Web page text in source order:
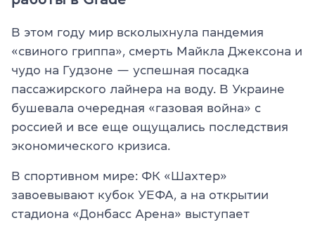
В этом году мир всколыхнула пандемия
«свиного гриппа», смерть Майкла Джексона и
чудо на Гудзоне — успешная посадка
пассажирского лайнера на воду. В Украине
бушевала очередная «газовая война» с
россией и все еще ощущались последствия
экономического кризиса.
В спортивном мире: ФК «Шахтер»
завоевывают кубок УЕФА, а на открытии
стадиона «Донбасс Арена» выступает